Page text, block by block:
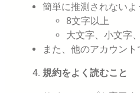
簡単に推測されない
8文字以上
大文字、小文字
また、他のアカウン
規約をよく読むこと